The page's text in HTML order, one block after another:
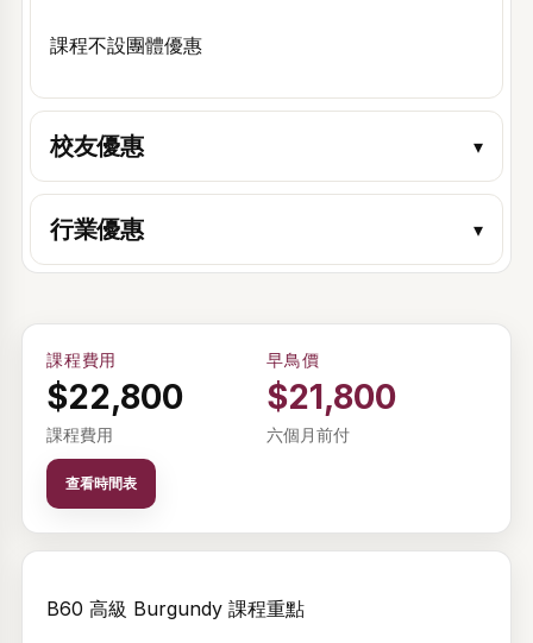
歡迎回來。登入後即可查看和管理您報讀的活動和課程時間表。
電郵
忘記密碼？
課程不設團體優惠
校友優惠 ▾
行業優惠 ▾
課程費用
$22,800
課程費用
早鳥價
$21,800
六個月前付
查看時間表
B60 高級 Burgundy 課程重點